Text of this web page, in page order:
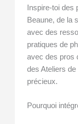
Inspire-toi
Beaune, de la
avec des
pratiques de
avec des pros
des Ateliers
précieux.
Pourquoi